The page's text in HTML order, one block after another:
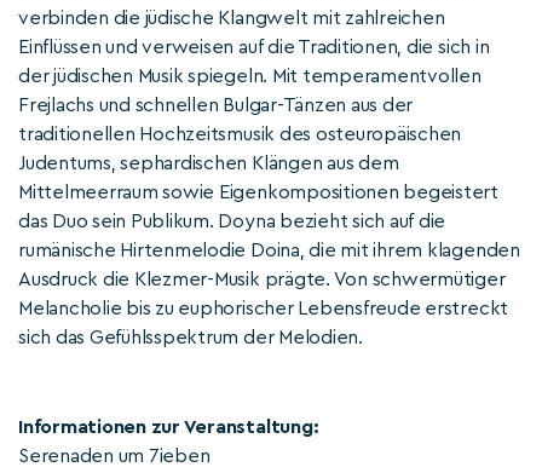
verbinden die jüdische Klangwelt mit zahlreichen
Einflüssen und verweisen auf die Traditionen, die sich in
der jüdischen Musik spiegeln. Mit temperamentvollen
Frejlachs und schnellen Bulgar-Tänzen aus der
traditionellen Hochzeitsmusik des osteuropäischen
Judentums, sephardischen Klängen aus dem
Mittelmeerraum sowie Eigenkompositionen begeistert
das Duo sein Publikum. Doyna bezieht sich auf die
rumänische Hirtenmelodie Doina, die mit ihrem klagenden
Ausdruck die Klezmer-Musik prägte. Von schwermütiger
Melancholie bis zu euphorischer Lebensfreude erstreckt
sich das Gefühlsspektrum der Melodien.
Informationen zur Veranstaltung:
Serenaden um 7ieben